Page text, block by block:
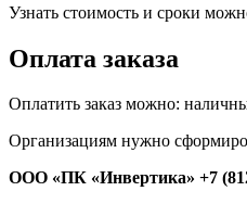
Узнать стоимость и сроки
Оплата заказа
Оплатить заказ можно:
Организациям нужно
ООО «ПК «Инвертика» +7